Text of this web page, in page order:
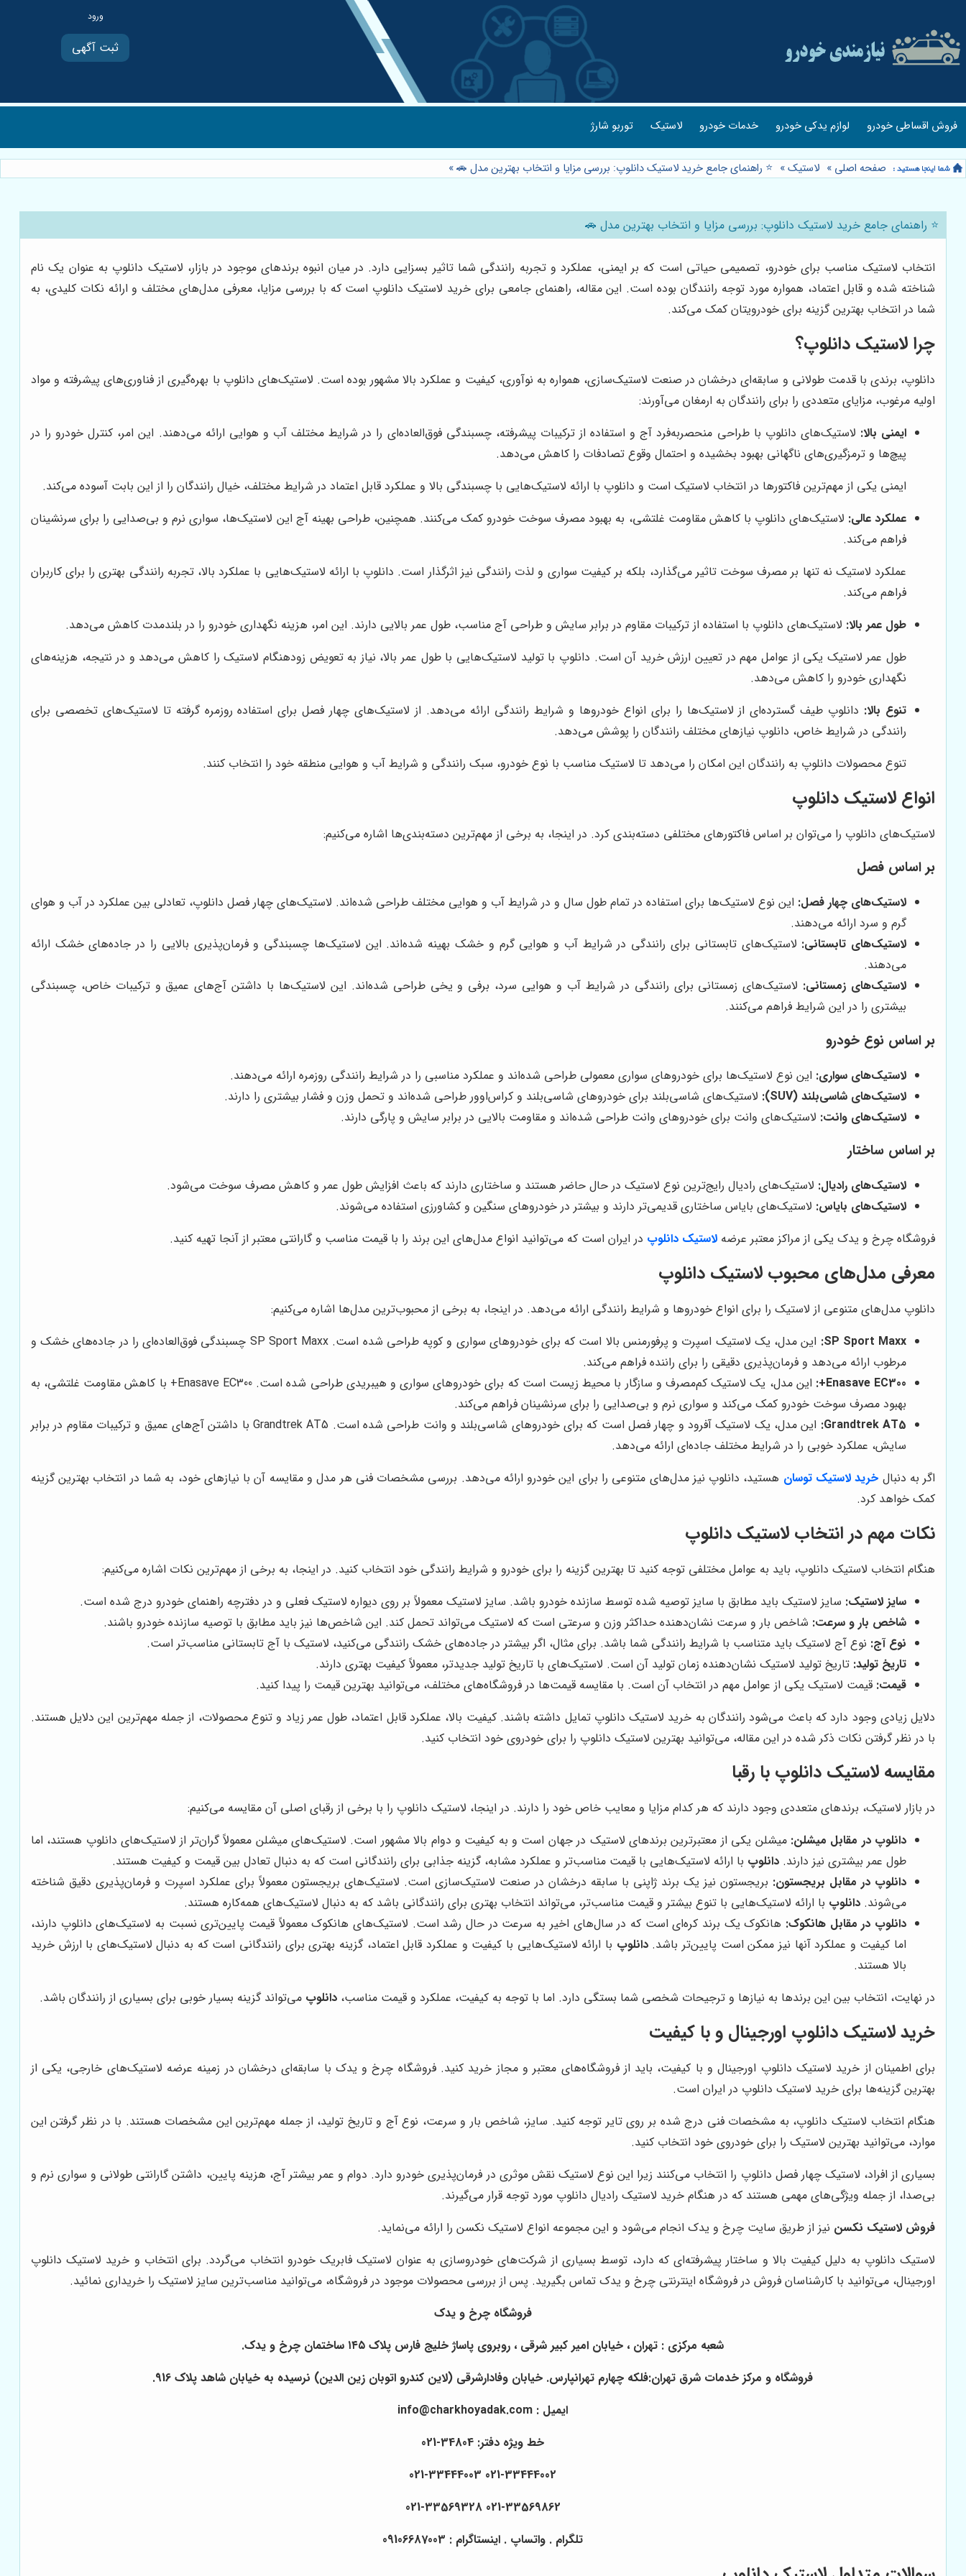
ثبت آگهی
فروش اقساطی خودرو لوازم یدکی خودرو خدمات خودرو لاستیک توربو شارژ
صفحه اصلی » لاستیک» ⭐️ راهنمای جامع خرید لاستیک دانلوپ: بررسی مزایا و انتخاب بهترین مدل 🚗»
⭐️ راهنمای جامع خرید لاستیک دانلوپ: بررسی مزایا و انتخاب بهترین مدل 🚗
انتخاب لاستیک مناسب برای خودرو، تصمیمی حیاتی است که بر ایمنی، عملکرد و تجربه رانندگی شما تاثیر بسزایی دارد. در میان انبوه برندهای موجود در بازار، لاستیک دانلوپ به عنوان یک نام
شناخته شده و قابل اعتماد، همواره مورد توجه رانندگان بوده است. این مقاله، راهنمای جامعی برای خرید لاستیک دانلوپ است که با بررسی مزایا، معرفی مدل‌های مختلف و ارائه نکات کلیدی، به
شما در انتخاب بهترین گزینه برای خودرویتان کمک می‌کند.
چرا لاستیک دانلوپ؟
دانلوپ، برندی با قدمت طولانی و سابقه‌ای درخشان در صنعت لاستیک‌سازی، همواره به نوآوری، کیفیت و عملکرد بالا مشهور بوده است. لاستیک‌های دانلوپ با بهره‌گیری از فناوری‌های پیشرفته و مواد
اولیه مرغوب، مزایای متعددی را برای رانندگان به ارمغان می‌آورند:
ایمنی بالا: لاستیک‌های دانلوپ با طراحی منحصربه‌فرد آج و استفاده از ترکیبات پیشرفته، چسبندگی فوق‌العاده‌ای را در شرایط مختلف آب و هوایی ارائه می‌دهند. این امر، کنترل خودرو را در
پیچ‌ها و ترمزگیری‌های ناگهانی بهبود بخشیده و احتمال وقوع تصادفات را کاهش می‌دهد.
ایمنی یکی از مهم‌ترین فاکتورها در انتخاب لاستیک است و دانلوپ با ارائه لاستیک‌هایی با چسبندگی بالا و عملکرد قابل اعتماد در شرایط مختلف، خیال رانندگان را از این بابت آسوده می‌کند.
عملکرد عالی: لاستیک‌های دانلوپ با کاهش مقاومت غلتشی، به بهبود مصرف سوخت خودرو کمک می‌کنند. همچنین، طراحی بهینه آج این لاستیک‌ها، سواری نرم و بی‌صدایی را برای سرنشینان
فراهم می‌کند.
عملکرد لاستیک نه تنها بر مصرف سوخت تاثیر می‌گذارد، بلکه بر کیفیت سواری و لذت رانندگی نیز اثرگذار است. دانلوپ با ارائه لاستیک‌هایی با عملکرد بالا، تجربه رانندگی بهتری را برای کاربران
فراهم می‌کند.
طول عمر بالا: لاستیک‌های دانلوپ با استفاده از ترکیبات مقاوم در برابر سایش و طراحی آج مناسب، طول عمر بالایی دارند. این امر، هزینه نگهداری خودرو را در بلندمدت کاهش می‌دهد.
طول عمر لاستیک یکی از عوامل مهم در تعیین ارزش خرید آن است. دانلوپ با تولید لاستیک‌هایی با طول عمر بالا، نیاز به تعویض زودهنگام لاستیک را کاهش می‌دهد و در نتیجه، هزینه‌های
نگهداری خودرو را کاهش می‌دهد.
تنوع بالا: دانلوپ طیف گسترده‌ای از لاستیک‌ها را برای انواع خودروها و شرایط رانندگی ارائه می‌دهد. از لاستیک‌های چهار فصل برای استفاده روزمره گرفته تا لاستیک‌های تخصصی برای
رانندگی در شرایط خاص، دانلوپ نیازهای مختلف رانندگان را پوشش می‌دهد.
تنوع محصولات دانلوپ به رانندگان این امکان را می‌دهد تا لاستیک مناسب با نوع خودرو، سبک رانندگی و شرایط آب و هوایی منطقه خود را انتخاب کنند.
انواع لاستیک دانلوپ
لاستیک‌های دانلوپ را می‌توان بر اساس فاکتورهای مختلفی دسته‌بندی کرد. در اینجا، به برخی از مهم‌ترین دسته‌بندی‌ها اشاره می‌کنیم:
بر اساس فصل
لاستیک‌های چهار فصل: این نوع لاستیک‌ها برای استفاده در تمام طول سال و در شرایط آب و هوایی مختلف طراحی شده‌اند. لاستیک‌های چهار فصل دانلوپ، تعادلی بین عملکرد در آب و هوای
گرم و سرد ارائه می‌دهند.
لاستیک‌های تابستانی: لاستیک‌های تابستانی برای رانندگی در شرایط آب و هوایی گرم و خشک بهینه شده‌اند. این لاستیک‌ها چسبندگی و فرمان‌پذیری بالایی را در جاده‌های خشک ارائه
می‌دهند.
لاستیک‌های زمستانی: لاستیک‌های زمستانی برای رانندگی در شرایط آب و هوایی سرد، برفی و یخی طراحی شده‌اند. این لاستیک‌ها با داشتن آج‌های عمیق و ترکیبات خاص، چسبندگی
بیشتری را در این شرایط فراهم می‌کنند.
بر اساس نوع خودرو
لاستیک‌های سواری: این نوع لاستیک‌ها برای خودروهای سواری معمولی طراحی شده‌اند و عملکرد مناسبی را در شرایط رانندگی روزمره ارائه می‌دهند.
لاستیک‌های شاسی‌بلند (SUV):
لاستیک‌های شاسی‌بلند برای خودروهای شاسی‌بلند و کراس‌اوور طراحی شده‌اند و تحمل وزن و فشار بیشتری را دارند.
لاستیک‌های وانت: لاستیک‌های وانت برای خودروهای وانت طراحی شده‌اند و مقاومت بالایی در برابر سایش و پارگی دارند.
بر اساس ساختار
لاستیک‌های رادیال: لاستیک‌های رادیال رایج‌ترین نوع لاستیک در حال حاضر هستند و ساختاری دارند که باعث افزایش طول عمر و کاهش مصرف سوخت می‌شود.
لاستیک‌های بایاس: لاستیک‌های بایاس ساختاری قدیمی‌تر دارند و بیشتر در خودروهای سنگین و کشاورزی استفاده می‌شوند.
فروشگاه چرخ و یدک یکی از مراکز معتبر عرضه لاستیک دانلوپ در ایران است که می‌توانید انواع مدل‌های این برند را با قیمت مناسب و گارانتی معتبر از آنجا تهیه کنید.
معرفی مدل‌های محبوب لاستیک دانلوپ
دانلوپ مدل‌های متنوعی از لاستیک را برای انواع خودروها و شرایط رانندگی ارائه می‌دهد. در اینجا، به برخی از محبوب‌ترین مدل‌ها اشاره می‌کنیم:
SP Sport Maxx:
این مدل، یک لاستیک اسپرت و پرفورمنس بالا است که برای خودروهای سواری و کوپه طراحی شده است. SP Sport Maxx چسبندگی فوق‌العاده‌ای را در جاده‌های خشک و
مرطوب ارائه می‌دهد و فرمان‌پذیری دقیقی را برای راننده فراهم می‌کند.
Enasave EC300+:
این مدل، یک لاستیک کم‌مصرف و سازگار با محیط زیست است که برای خودروهای سواری و هیبریدی طراحی شده است. Enasave EC300+ با کاهش مقاومت غلتشی، به
بهبود مصرف سوخت خودرو کمک می‌کند و سواری نرم و بی‌صدایی را برای سرنشینان فراهم می‌کند.
Grandtrek AT5:
این مدل، یک لاستیک آفرود و چهار فصل است که برای خودروهای شاسی‌بلند و وانت طراحی شده است. Grandtrek AT5 با داشتن آج‌های عمیق و ترکیبات مقاوم در برابر
سایش، عملکرد خوبی را در شرایط مختلف جاده‌ای ارائه می‌دهد.
اگر به دنبال خرید لاستیک توسان هستید، دانلوپ نیز مدل‌های متنوعی را برای این خودرو ارائه می‌دهد. بررسی مشخصات فنی هر مدل و مقایسه آن با نیازهای خود، به شما در انتخاب بهترین گزینه
کمک خواهد کرد.
نکات مهم در انتخاب لاستیک دانلوپ
هنگام انتخاب لاستیک دانلوپ، باید به عوامل مختلفی توجه کنید تا بهترین گزینه را برای خودرو و شرایط رانندگی خود انتخاب کنید. در اینجا، به برخی از مهم‌ترین نکات اشاره می‌کنیم:
سایز لاستیک: سایز لاستیک باید مطابق با سایز توصیه شده توسط سازنده خودرو باشد. سایز لاستیک معمولاً بر روی دیواره لاستیک فعلی و در دفترچه راهنمای خودرو درج شده است.
شاخص بار و سرعت: شاخص بار و سرعت نشان‌دهنده حداکثر وزن و سرعتی است که لاستیک می‌تواند تحمل کند. این شاخص‌ها نیز باید مطابق با توصیه سازنده خودرو باشند.
نوع آج: نوع آج لاستیک باید متناسب با شرایط رانندگی شما باشد. برای مثال، اگر بیشتر در جاده‌های خشک رانندگی می‌کنید، لاستیک با آج تابستانی مناسب‌تر است.
تاریخ تولید: تاریخ تولید لاستیک نشان‌دهنده زمان تولید آن است. لاستیک‌های با تاریخ تولید جدیدتر، معمولاً کیفیت بهتری دارند.
قیمت: قیمت لاستیک یکی از عوامل مهم در انتخاب آن است. با مقایسه قیمت‌ها در فروشگاه‌های مختلف، می‌توانید بهترین قیمت را پیدا کنید.
دلایل زیادی وجود دارد که باعث می‌شود رانندگان به خرید لاستیک دانلوپ تمایل داشته باشند. کیفیت بالا، عملکرد قابل اعتماد، طول عمر زیاد و تنوع محصولات، از جمله مهم‌ترین این دلایل هستند.
با در نظر گرفتن نکات ذکر شده در این مقاله، می‌توانید بهترین لاستیک دانلوپ را برای خودروی خود انتخاب کنید.
مقایسه لاستیک دانلوپ با رقبا
در بازار لاستیک، برندهای متعددی وجود دارند که هر کدام مزایا و معایب خاص خود را دارند. در اینجا، لاستیک دانلوپ را با برخی از رقبای اصلی آن مقایسه می‌کنیم:
دانلوپ در مقابل میشلن: میشلن یکی از معتبرترین برندهای لاستیک در جهان است و به کیفیت و دوام بالا مشهور است. لاستیک‌های میشلن معمولاً گران‌تر از لاستیک‌های دانلوپ هستند، اما
طول عمر بیشتری نیز دارند. دانلوپ با ارائه لاستیک‌هایی با قیمت مناسب‌تر و عملکرد مشابه، گزینه جذابی برای رانندگانی است که به دنبال تعادل بین قیمت و کیفیت هستند.
دانلوپ در مقابل بریجستون: بریجستون نیز یک برند ژاپنی با سابقه درخشان در صنعت لاستیک‌سازی است. لاستیک‌های بریجستون معمولاً برای عملکرد اسپرت و فرمان‌پذیری دقیق شناخته
می‌شوند. دانلوپ با ارائه لاستیک‌هایی با تنوع بیشتر و قیمت مناسب‌تر، می‌تواند انتخاب بهتری برای رانندگانی باشد که به دنبال لاستیک‌های همه‌کاره هستند.
دانلوپ در مقابل هانکوک: هانکوک یک برند کره‌ای است که در سال‌های اخیر به سرعت در حال رشد است. لاستیک‌های هانکوک معمولاً قیمت پایین‌تری نسبت به لاستیک‌های دانلوپ دارند،
اما کیفیت و عملکرد آنها نیز ممکن است پایین‌تر باشد.دانلوپ با ارائه لاستیک‌هایی با کیفیت و عملکرد قابل اعتماد، گزینه بهتری برای رانندگانی است که به دنبال لاستیک‌های با ارزش خرید
بالا هستند.
در نهایت، انتخاب بین این برندها به نیازها و ترجیحات شخصی شما بستگی دارد. اما با توجه به کیفیت، عملکرد و قیمت مناسب، دانلوپ می‌تواند گزینه بسیار خوبی برای بسیاری از رانندگان باشد.
خرید لاستیک دانلوپ اورجینال و با کیفیت
برای اطمینان از خرید لاستیک دانلوپ اورجینال و با کیفیت، باید از فروشگاه‌های معتبر و مجاز خرید کنید. فروشگاه چرخ و یدک با سابقه‌ای درخشان در زمینه عرضه لاستیک‌های خارجی، یکی از
بهترین گزینه‌ها برای خرید لاستیک دانلوپ در ایران است.
هنگام انتخاب لاستیک دانلوپ، به مشخصات فنی درج شده بر روی تایر توجه کنید. سایز، شاخص بار و سرعت، نوع آج و تاریخ تولید، از جمله مهم‌ترین این مشخصات هستند. با در نظر گرفتن این
موارد، می‌توانید بهترین لاستیک را برای خودروی خود انتخاب کنید.
بسیاری از افراد، لاستیک چهار فصل دانلوپ را انتخاب می‌کنند زیرا این نوع لاستیک نقش موثری در فرمان‌پذیری خودرو دارد. دوام و عمر بیشتر آج، هزینه پایین، داشتن گارانتی طولانی و سواری نرم و
بی‌صدا، از جمله ویژگی‌های مهمی هستند که در هنگام خرید لاستیک رادیال دانلوپ مورد توجه قرار می‌گیرند.
فروش لاستیک نکسن نیز از طریق سایت چرخ و یدک انجام می‌شود و این مجموعه انواع لاستیک نکسن را ارائه می‌نماید.
لاستیک دانلوپ به دلیل کیفیت بالا و ساختار پیشرفته‌ای که دارد، توسط بسیاری از شرکت‌های خودروسازی به عنوان لاستیک فابریک خودرو انتخاب می‌گردد. برای انتخاب و خرید لاستیک دانلوپ
اورجینال، می‌توانید با کارشناسان فروش در فروشگاه اینترنتی چرخ و یدک تماس بگیرید. پس از بررسی محصولات موجود در فروشگاه، می‌توانید مناسب‌ترین سایز لاستیک را خریداری نمائید.
فروشگاه چرخ و یدک
شعبه مرکزی : تهران ، خیابان امیر کبیر شرقی ، روبروی پاساژ خلیج فارس پلاک ۱۴۵ ساختمان چرخ و یدک.
فروشگاه و مرکز خدمات شرق تهران:فلکه چهارم تهرانپارس. خیابان وفادارشرقی (لاین کندرو اتوبان زین الدین) نرسیده به خیابان شاهد پلاک 916.
ایمیل : info@charkhoyadak.com
خط ویژه دفتر: 34804-021
021-33444002 021-33444003
021-33569862 021-33569328
تلگرام . واتساپ . اینستاگرام : 09106687003